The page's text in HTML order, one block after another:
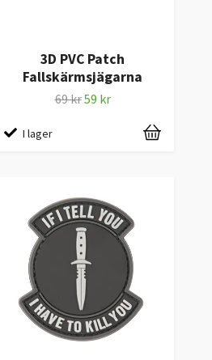
3D PVC Patch
Fallskärmsjägarna
69 kr59 kr
I lager